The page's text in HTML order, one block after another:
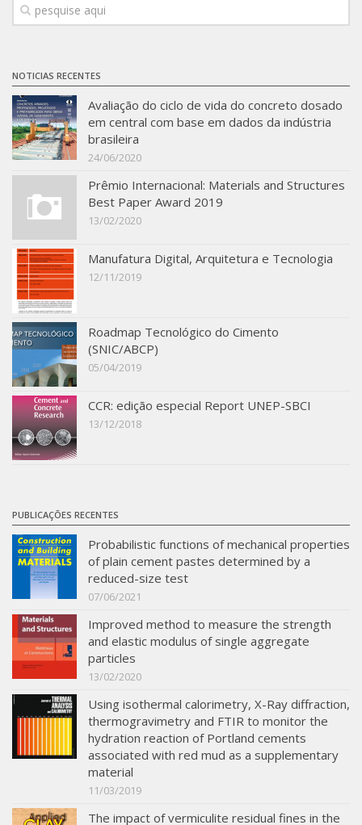
NOTICIAS RECENTES
Avaliação do ciclo de vida do concreto dosado
em central com base em dados da indústria
brasileira
24/06/2020
Prêmio Internacional: Materials and Structures
Best Paper Award 2019
13/02/2020
Manufatura Digital, Arquitetura e Tecnologia
12/11/2019
Roadmap Tecnológico do Cimento
(SNIC/ABCP)
05/04/2019
CCR: edição especial Report UNEP-SBCI
13/12/2018
PUBLICAÇÕES RECENTES
Probabilistic functions of mechanical properties
of plain cement pastes determined by a
reduced-size test
07/06/2021
Improved method to measure the strength
and elastic modulus of single aggregate
particles
13/02/2020
Using isothermal calorimetry, X-Ray diffraction,
thermogravimetry and FTIR to monitor the
hydration reaction of Portland cements
associated with red mud as a supplementary
material
11/03/2019
The impact of vermiculite residual fines in the